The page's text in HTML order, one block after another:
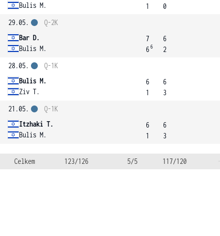
Bulis M.
1
0
29.05.
Bar D.
Bulis M.
Q-2K
7
66
6
2
28.05.
Bulis M.
Ziv T.
Q-1K
6
1
6
3
21.05.
Itzhaki T.
Bulis M.
Q-1K
6
1
6
3
Celkem 123/126 5/5 117/120